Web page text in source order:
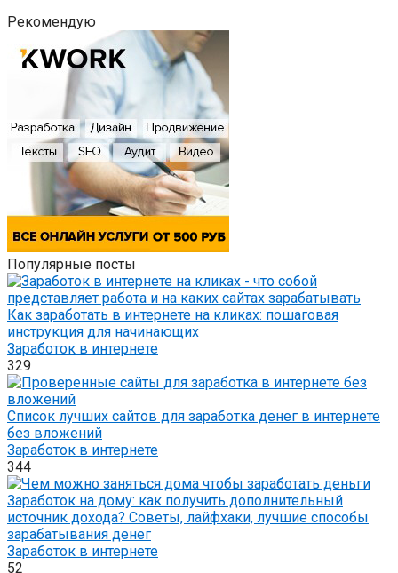
Рекомендую
Популярные посты
Как заработать в интернете на кликах: пошаговая
инструкция для начинающих
Заработок в интернете
329
Список лучших сайтов для заработка денег в интернете
без вложений
Заработок в интернете
344
Заработок на дому: как получить дополнительный
источник дохода? Советы, лайфхаки, лучшие способы
зарабатывания денег
Заработок в интернете
52